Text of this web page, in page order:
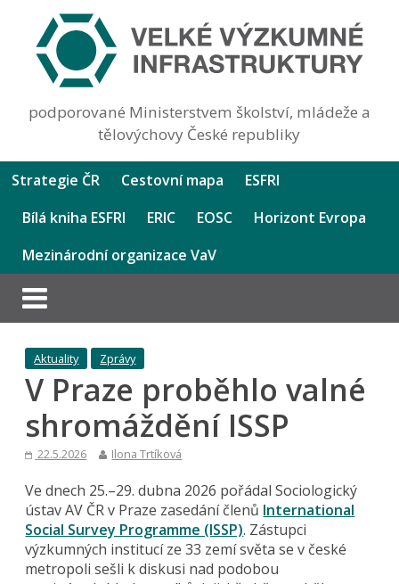
podporované Ministerstvem školství, mládeže a
tělovýchovy České republiky
Strategie ČR Cestovní mapa
ESFRI
Bílá kniha ESFRI
ERIC EOSC
Horizont Evropa
Mezinárodní organizace VaV
Aktuality Zprávy
V Praze proběhlo valné
shromáždění ISSP
22.5.2026 Ilona Trtíková
Ve dnech 25.–29. dubna 2026 pořádal Sociologický
ústav AV ČR v Praze zasedání členů International
Social Survey Programme (ISSP). Zástupci
výzkumných institucí ze 33 zemí světa se v české
metropoli sešli k diskusi nad podobou